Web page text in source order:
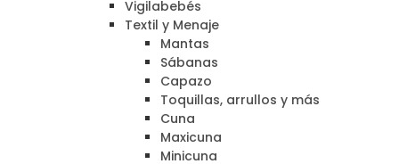
Vigilabebés
Textil y Menaje
Mantas
Sábanas
Capazo
Toquillas, arrullos y más
Cuna
Maxicuna
Minicuna